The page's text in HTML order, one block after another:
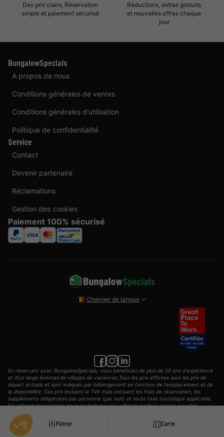
Filtrer Carte
Des prix clairs, Réservation
simple et paiement sécurisé
Réductions, extras gratuits
et nouvelles offres chaque
jour
BungalowSpecials
A propos de nous
Conditions générales de ventes
Conditions générales d'utilisation
Politique de confidentialité
Service
Contact
Devenir partenaire
Réclamations
Gestion des cookies
Paiement 100% sécurisé
Changer de langue
En réservant avec BungalowSpecials, vous bénéficiez de plus de 20 ans d'expérience
et d'un large éventail de villages de vacances.Tous les prix affichés sont les prix de
départ actuels et sont indiqués par hébergement en fonction de l'emplacement et de
la disponibilité. Ces prix incluent la TVA mais excluent les frais de réservation, les
suppléments obligatoires par personne (par nuit) et toute taxe touristique applicable.
En utilisant des cookies, nous souhaitons vous offrir le meilleur service possible.
© 2002 - 2025 AddGuests B.V. Tous les droits sont réservés.